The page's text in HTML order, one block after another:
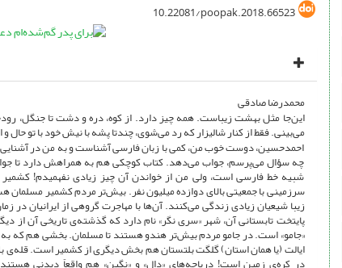
10.22081/poopak.2018.66523
محمدرضا صادقی
این‌جا مثل بهشت زیباست. همه چیز دارد. از کوه، دره و دشت تا جنگل،
می‌بینی. فقط از کنار شالیزار که رد می‌شوی، چندتا پشه با نیش خود با تو
احمدحسین، دوست خوب من، کمی با زبان فارسی آشناست و به من در آشنایی
چه سؤال می‌پرسم، جواب می‌دهد. کتاب کوچکی هم به همراهش دارد تا
شبیه خط فارسی است، ولی من از خواندن آن چیز زیادی نفهمیدم!
سرزمینی با جمعیتی بالای دوازده میلیون نفر. بیش‌تر مردم کشمیر
زیبا شیعیان زیادی زندگی می‌کنند. آن‌ها با مهاجرت گروهی از ایرانیان
پایتخت تابستانی آن، شهر «سری نگر» نام دارد که گذشته‌ی تاریخی آن از
«جامو» است. در جامو مردم بیش‌تر هندو هستند تا مسلمان. بخشی هم که به
ایالت (یا همان استان) گلگت بلتستان هم بخش دیگری از کشمیر است. قله‌ی
در کره‌ی زمین است! دریاچه‌های «دال» و «نگین» هم واقعاً دیدنی